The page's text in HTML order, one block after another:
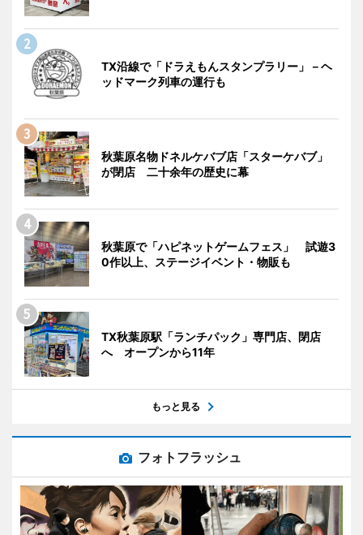
TX沿線で「ドラえもんスタンプラリー」－ヘ
ッドマーク列車の運行も
秋葉原名物ドネルケバブ店「スターケバブ」
が閉店 二十余年の歴史に幕
秋葉原で「ハピネットゲームフェス」 試遊3
0作以上、ステージイベント・物販も
TX秋葉原駅「ランチパック」専門店、閉店
へ オープンから11年
もっと見る
フォトフラッシュ